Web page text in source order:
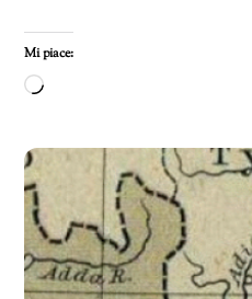
Mi piace:
Caricamento
corso…